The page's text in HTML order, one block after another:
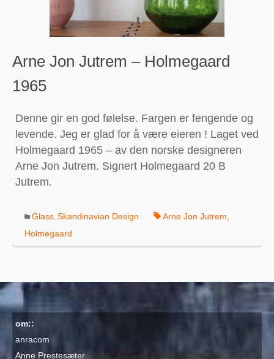
Arne Jon Jutrem – Holmegaard
1965
Denne gir en god følelse. Fargen er fengende og
levende. Jeg er glad for å være eieren ! Laget ved
Holmegaard 1965 – av den norske designeren
Arne Jon Jutrem. Signert Holmegaard 20 B
Jutrem.
Glass Skandinavian Design Arne Jon Jutrem
Holmegaard
om::
anracom
Anne Prestesæter